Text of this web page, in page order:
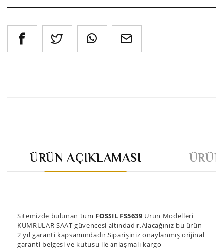
ÜRÜN AÇIKLAMASI
Sitemizde bulunan tüm FOSSIL FS5639 Ürün Modelleri
KUMRULAR SAAT güvencesi altındadır.Alacağınız bu ürün
2 yıl garanti kapsamındadır.Siparişiniz onaylanmış orijinal
garanti belgesi ve kutusu ile anlaşmalı kargo